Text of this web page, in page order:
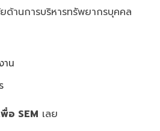
ด้านการบริหารทรัพยากรบุคคล
น
อ SEM เลย